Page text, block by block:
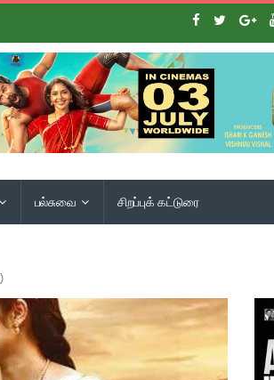
பல்சுவை சிறப்புக் கட்டுரை